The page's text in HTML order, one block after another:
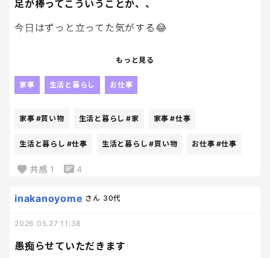
だけ？笑
足が棒ってこういうことか、、
今日はずっと立ってた気がする😂
買い物行って、
足がもう「本日は終了です」って言ってる。笑
湿布貼るか迷いながら、
もっと見る
家事 生活と暮らし お仕事
家事 #買い物 生活と暮らし #家 家事 #仕事
生活と暮らし #仕事 生活と暮らし #買い物 お仕事 #仕事
共感 1 4
愚痴らせていただきます
inakanoyome さん 30代
2026.05.27 11:38